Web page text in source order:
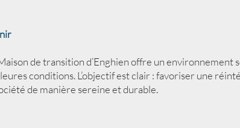
Maison de transition d’Enghien offre un
conditions. L’objectif est clair : favoriser une
de manière sereine et durable.